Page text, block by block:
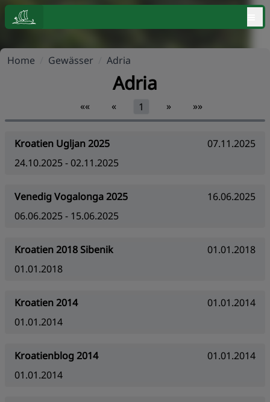
Home Gewässer Adria
Adria
«« « 1 » »»
Kroatien Ugljan 2025
07.11.2025
24.10.2025 - 02.11.2025
Venedig Vogalonga 2025
16.06.2025
06.06.2025 - 15.06.2025
Kroatien 2018 Sibenik
01.01.2018
01.01.2018
Kroatien 2014
01.01.2014
01.01.2014
Kroatienblog 2014
01.01.2014
01.01.2014